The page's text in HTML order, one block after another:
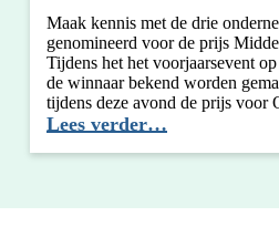
Maak kennis met de drie
genomineerd voor de prijs
Tijdens het het voorjaarsevent
de winnaar bekend worden
tijdens deze avond de prijs
Lees verder…Deze